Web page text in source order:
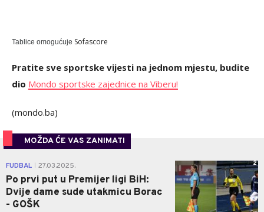
Tablice omogućuje Sofascore
Pratite sve sportske vijesti na jednom mjestu, budite
dio Mondo sportske zajednice na Viberu!
(mondo.ba)
MOŽDA ĆE VAS ZANIMATI
FUDBAL 27.03.2025.
Po prvi put u Premijer ligi BiH:
Dvije dame sude utakmicu Borac
- GOŠK
2